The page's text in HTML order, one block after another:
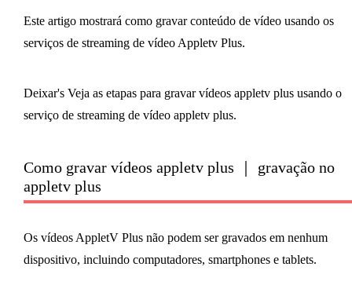
Este artigo mostrará como gravar conteúdo de vídeo usando os
serviços de streaming de vídeo Appletv Plus.
Deixar's Veja as etapas para gravar vídeos appletv plus usando o
serviço de streaming de vídeo appletv plus.
Como gravar vídeos appletv plus ｜ gravação no
appletv plus
Os vídeos AppletV Plus não podem ser gravados em nenhum
dispositivo, incluindo computadores, smartphones e tablets.